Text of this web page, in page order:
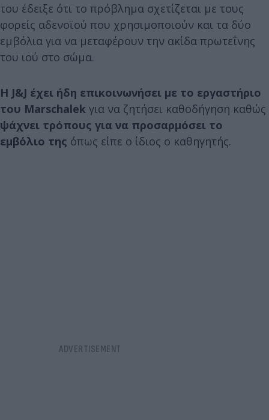
του έδειξε ότι το πρόβλημα σχετίζεται με τους
φορείς αδενοϊού που χρησιμοποιούν και τα δύο
εμβόλια για να μεταφέρουν την ακίδα πρωτεΐνης
του ιού στο σώμα.
Η J&J έχει ήδη επικοινωνήσει με το εργαστήριο
του Marschalek για να ζητήσει καθοδήγηση καθώς
ψάχνει τρόπους για να προσαρμόσει το
εμβόλιο της όπως είπε ο ίδιος ο καθηγητής.